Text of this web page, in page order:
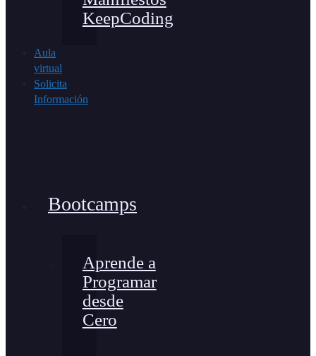
KeepCoding
Aula
virtual
Solicita
Información
Bootcamps
Aprende a
Programar
desde
Cero